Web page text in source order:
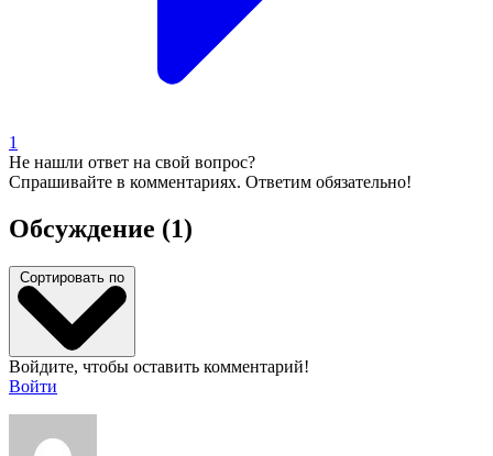
1
Не нашли ответ на свой вопрос?
Спрашивайте в комментариях. Ответим обязательно!
Обсуждение (1)
Сортировать по
Войдите, чтобы оставить комментарий!
Войти